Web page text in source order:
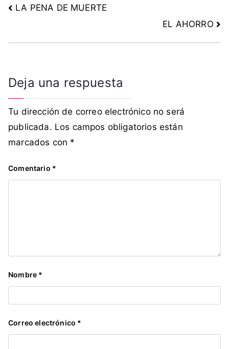
i
S
o
c
i
r
á
t
c
LA PENA DE MUERTE
EL AHORRO
Deja una respuesta
Tu dirección de correo electrónico no será
publicada. Los campos obligatorios están
marcados con *
Comentario *
Nombre *
Correo electrónico *